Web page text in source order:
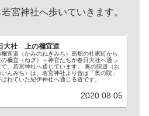
宮神社へ歩いていきます。
大社 上の禰宜道
禰宜道（かみのねぎみち）高畑の社家町から
の禰宜（ねぎ）＝神官たちが春日大社へ通っ
で、若宮神社へ通じています。 奥の院道（お
いんみち）は、若宮神社より昔は「奥の院」
ばれていた紀伊神社へ通じる道です。
2020.08.05